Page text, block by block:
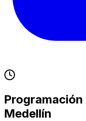
Programación
Medellín